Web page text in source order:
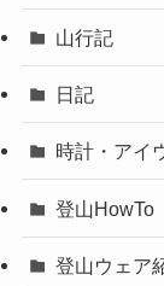
山行記
日記
時計・アイ
登山HowTo
登山ウェア